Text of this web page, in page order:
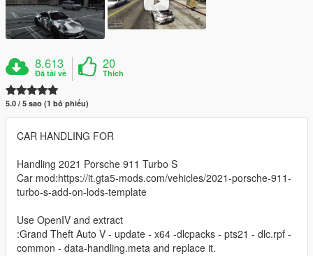
8.613
Đã tải về
20
Thích
5.0 / 5 sao (1 bỏ phiếu)
CAR HANDLING FOR
Handling 2021 Porsche 911 Turbo S
Car mod:https://it.gta5-mods.com/vehicles/2021-porsche-911-
turbo-s-add-on-lods-template
Use OpenIV and extract
:Grand Theft Auto V - update - x64 -dlcpacks - pts21 - dlc.rpf -
common - data-handling.meta and replace it.